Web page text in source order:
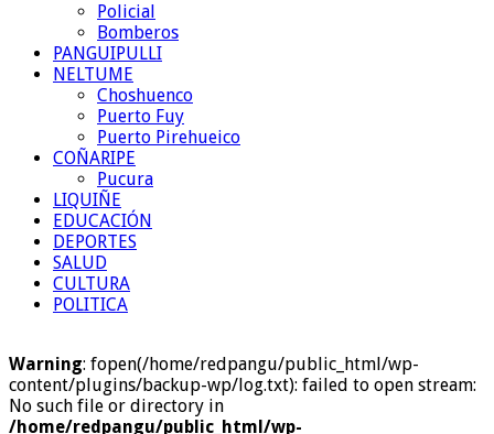
Policial
Bomberos
PANGUIPULLI
NELTUME
Choshuenco
Puerto Fuy
Puerto Pirehueico
COÑARIPE
Pucura
LIQUIÑE
EDUCACIÓN
DEPORTES
SALUD
CULTURA
POLITICA
Warning: fopen(/home/redpangu/public_html/wp-
content/plugins/backup-wp/log.txt): failed to open stream:
No such file or directory in
/home/redpangu/public_html/wp-